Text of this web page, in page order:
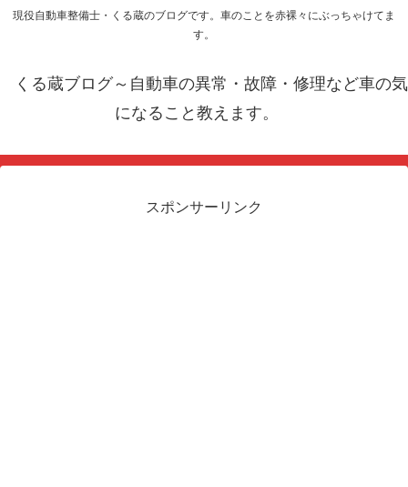
現役自動車整備士・くる蔵のブログです。車のことを赤裸々にぶっちゃけてま
す。
くる蔵ブログ～自動車の異常・故障・修理など車の気
になること教えます。
スポンサーリンク